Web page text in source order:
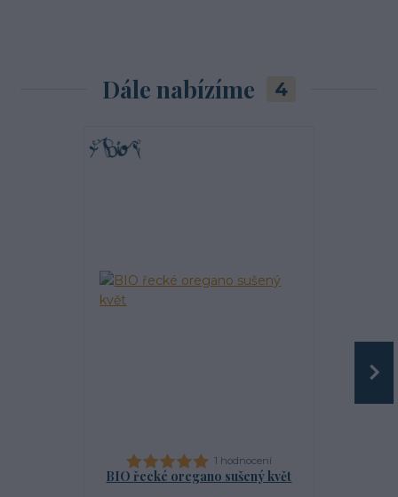
Dále nabízíme 4
1 hodnocení
BIO řecké oregano sušený květ